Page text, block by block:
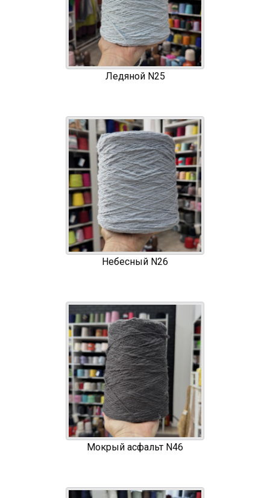
Ледяной N25
Небесный N26
Мокрый асфальт N46